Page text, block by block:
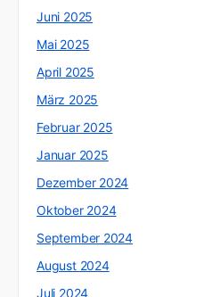
Juni 2025
Mai 2025
April 2025
März 2025
Februar 2025
Januar 2025
Dezember 2024
Oktober 2024
September 2024
August 2024
Juli 2024